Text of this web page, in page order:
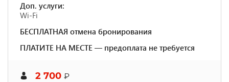
Доп. услуги:
Wi-Fi
БЕСПЛАТНАЯ отмена бронирования
ПЛАТИТЕ НА МЕСТЕ — предоплата не требуется
2 700 ₽